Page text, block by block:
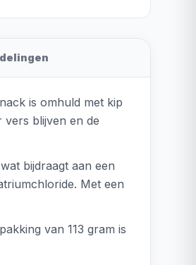
is omhuld met kip
blijven en de
bijdraagt aan een
Met een
van 113 gram is